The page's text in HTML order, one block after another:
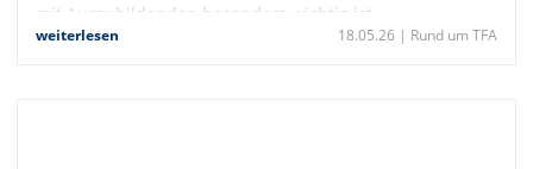
mit Auszubildenden besonders wichtig ist.
weiterlesen 18.05.26 | Rund um TFA